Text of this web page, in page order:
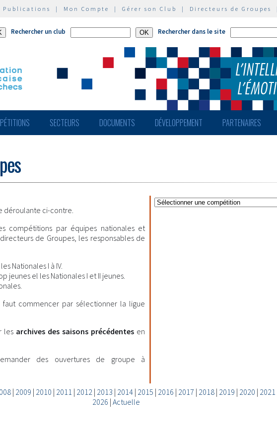
Publications | Mon Compte | Gérer son Club | Directeurs de Groupes
Rechercher un club Rechercher dans le site
SECTEURS DOCUMENTS DÉVELOPPEMENT PARTENAIRES
déroulante ci-contre.
compétitions par équipes nationales et
de Groupes, les responsables de
Nationales I à IV.
jeunes el les Nationales I et II jeunes.
commencer par sélectionner la ligue
les archives des saisons précédentes en
des ouvertures de groupe à
| 2009 | 2010 | 2011 | 2012| 2013 | 2014| 2015 | 2016 | 2017 | 2018| 2019 | 2020 | 2021
2026 | Actuelle